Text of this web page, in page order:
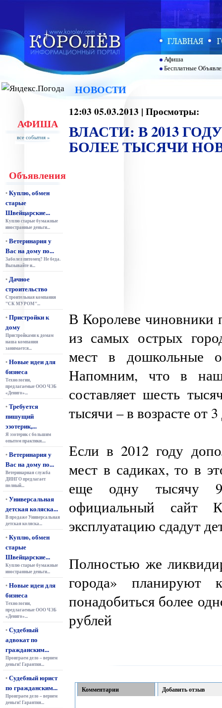
Афиша
Бесплатные
АФИША
все события »
Объявления
•Куплю, обмен
старые
Швейцарские...
Куплю старые бумажные
иностранные деньги...
•Ветеринария у
Вас на дому по...
Заболел питомец? Не беда.
Вызывайте и...
•Дачное
строительство
Строительная компания
"СК МУРОМ"...
•Пристройки к
дому
Пристройками к домам
наша компания
занимается...
•Новые идеи для
бизнеса
Технологии,
предлагаемые ООО ЧЭБ
«Дениго»...
•Требуется
пишущий
эзотерик,...
Я эзотерик с большим
опытом практики....
•Ветеринария у
Вас на дому по...
Ветеринарная служба
ДИНГО предлагает
полный...
•Универсальная
детская коляска...
В продаже Универсальная
детская коляска...
•Куплю, обмен
старые
Швейцарские...
Куплю старые бумажные
иностранные деньги...
•Новые идеи для
бизнеса
Технологии,
предлагаемые ООО ЧЭБ
«Дениго»...
•Судебный
адвокат по
гражданским...
Проиграем дело – вернем
деньги! Гарантия...
•Судебный юрист
по гражданским...
Проиграем дело – вернем
деньги! Гарантия...
НОВОСТИ
12:03 05.03.2013 | Просмотры:
ВЛАСТИ: В 2013
БОЛЕЕ ТЫСЯЧИ
В Королеве чиновники
из самых острых
мест в дошкольные
Напомним, что в
составляет шесть
тысячи – в возрасте от
Если в 2012 году
мест в садиках, то в
еще одну тысячу
официальный сайт
эксплуатацию сдадут
Полностью же
города»
понадобиться более
рублей
Комментарии Добавить отзыв